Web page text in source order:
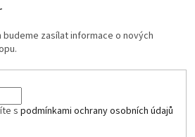
budeme zasílat informace o nových
s podmínkami ochrany osobních údajů